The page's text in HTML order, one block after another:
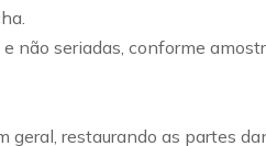
não seriadas, conforme
restaurando as partes